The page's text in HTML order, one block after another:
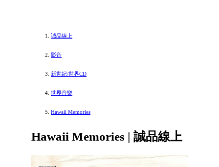
誠品線上
影音
新世紀/世界CD
世界音樂
Hawaii Memories
Hawaii Memories | 誠品線上